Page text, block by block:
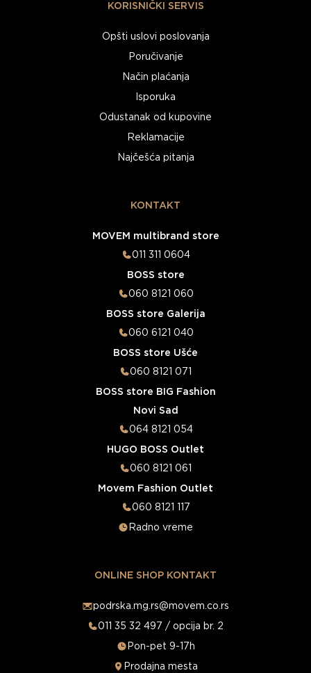
KORISNIČKI SERVIS
Opšti uslovi poslovanja
Poručivanje
Način plaćanja
Isporuka
Odustanak od kupovine
Reklamacije
Najčešća pitanja
KONTAKT
MOVEM multibrand store
011 311 0604
BOSS store
060 8121 060
BOSS store Galerija
060 6121 040
BOSS store Ušće
060 8121 071
BOSS store BIG Fashion
Novi Sad
064 8121 054
HUGO BOSS Outlet
060 8121 061
Movem Fashion Outlet
060 8121 117
Radno vreme
ONLINE SHOP KONTAKT
podrska.mg.rs@movem.co.rs
011 35 32 497 / opcija br. 2
Pon-pet 9-17h
Prodajna mesta